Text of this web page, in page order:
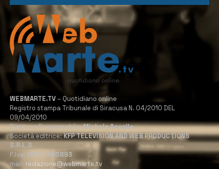
WEBMARTE.TV – Quotidiano online
Registro stampa Tribunale di Siracusa N. 04/2010 DEL
09/04/2010
Direttore Responsabile:Michele Accolla
Società editrice:KFP TELEVISION AND WEB PRODUCTIONS
S.R.L.S.
P.Iva: 02184950893
mail: redazione@webmarte.tv